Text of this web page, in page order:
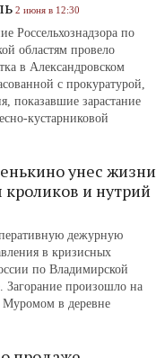
2 июня в 12:30
Россельхознадзора по
областям провело
в Александровском
с прокуратурой,
показавшие зарастание
кустарниковой
унес жизни
и нутрий
дежурную
в кризисных
по Владимирской
Загорание произошло на
в деревне